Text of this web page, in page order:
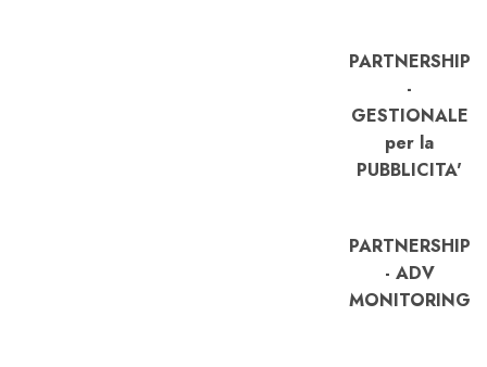
PARTNERSHIP
-
GESTIONALE
per la
PUBBLICITA'
PARTNERSHIP
- ADV
MONITORING